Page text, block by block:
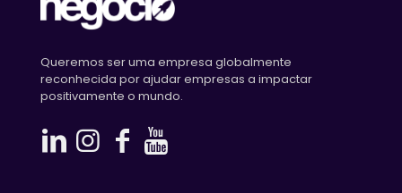
Queremos ser uma empresa globalmente
reconhecida por ajudar empresas a impactar
positivamente o mundo.